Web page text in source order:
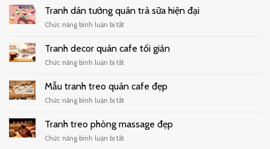
Tranh dán tường quán trà sữa hiện đại
Chức năng bình luận bị tắtở
dán
tường
quán
sữa
đại
Tranh decor quán cafe tối giản
Chức năng bình luận bị tắtở
decor
quán
cafe
giản
Mẫu tranh treo quán cafe đẹp
Chức năng bình luận bị tắtở
treo
quán
Tranh treo phòng massage đẹp
Chức năng bình luận bị tắtở